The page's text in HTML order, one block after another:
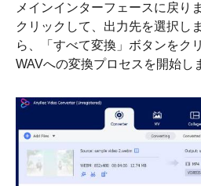
ステップ
メインインターフェースに戻り
クリックして、出力先を選択し
ら、「すべて変換」ボタンをク
WAVへの変換プロセスを開始し